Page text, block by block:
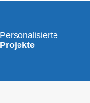
Personalisierte
Projekte